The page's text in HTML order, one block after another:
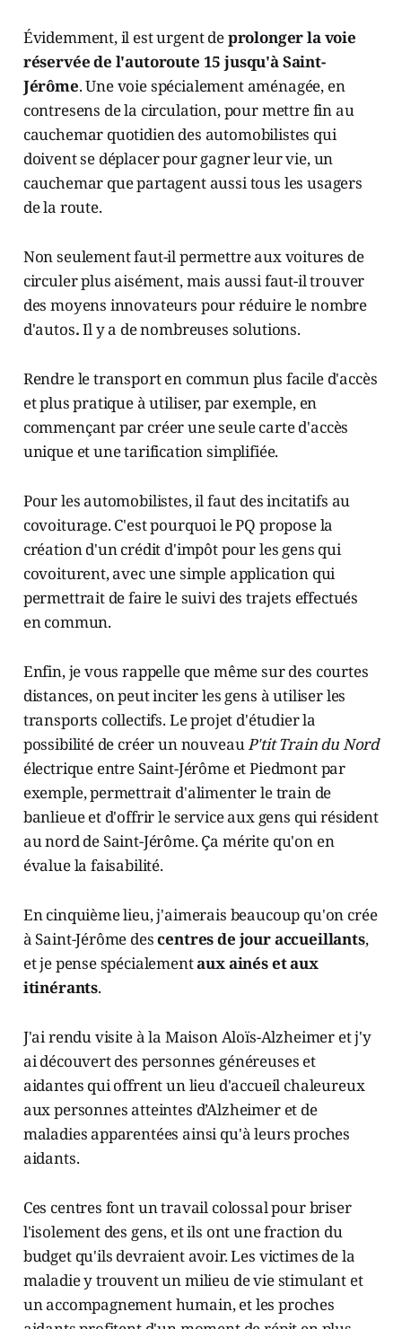
Évidemment, il est urgent deprolonger la voie
réservée de l'autoroute 15 jusqu'à Saint-
Jérôme. Une voie spécialement aménagée, en
contresens de la circulation, pour mettre fin au
cauchemar quotidien des automobilistes qui
doivent se déplacer pour gagner leur vie, un
cauchemar que partagent aussi tous les usagers
de la route.
Non seulement faut-il permettre aux voitures de
circuler plus aisément, mais aussi faut-il trouver
des moyens innovateurs pour réduire le nombre
d'autos.Il y a de nombreuses solutions.
Rendre le transport en commun plus facile d'accès
et plus pratique à utiliser, par exemple, en
commençant par créer une seule carte d'accès
unique et une tarification simplifiée.
Pour les automobilistes, il faut des incitatifs au
covoiturage. C'est pourquoi le PQ propose la
création d'un crédit d'impôt pour les gens qui
covoiturent, avec une simple application qui
permettrait de faire le suivi des trajets effectués
en commun.
Enfin, je vous rappelle que même sur des courtes
distances, on peut inciter les gens à utiliser les
transports collectifs. Le projet d'étudier la
possibilité de créer un nouveauP'tit Train du Nord
électrique entre Saint-Jérôme et Piedmont par
exemple, permettrait d'alimenter le train de
banlieue et d'offrir le service aux gens qui résident
au nord de Saint-Jérôme. Ça mérite qu'on en
évalue la faisabilité.
En cinquième lieu, j'aimerais beaucoup qu'on crée
à Saint-Jérôme descentres de jour accueillants,
et je pense spécialementaux ainés et aux
itinérants.
J'ai rendu visite à la Maison Aloïs-Alzheimer et j'y
ai découvert des personnes généreuses et
aidantes qui offrent un lieu d'accueil chaleureux
aux personnes atteintes d’Alzheimer et de
maladies apparentées ainsi qu'à leurs proches
aidants.
Ces centres font un travail colossal pour briser
l'isolement des gens, et ils ont une fraction du
budget qu'ils devraient avoir. Les victimes de la
maladie y trouvent un milieu de vie stimulant et
un accompagnement humain, et les proches